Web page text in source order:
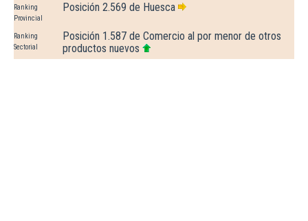
Ranking
Provincial
Posición 2.569 de Huesca
Ranking
Sectorial
Posición 1.587 de Comercio al por menor de otros
productos nuevos